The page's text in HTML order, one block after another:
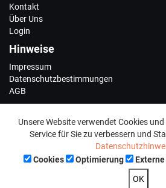
Kontakt
Über Uns
Login
Hinweise
Impressum
Datenschutzbestimmungen
AGB
Unsere Website verwendet Cookies
Service für Sie zu verbessern und
Cookies
Optimierung
OK